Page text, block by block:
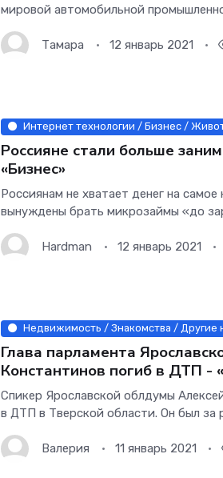
мировой автомобильной
Тамара 12 январь 2021
Интернет технологии / Бизнес /
Россияне стали больше
«Бизнес»
Россиянам не хватает денег на
вынуждены брать микрозаймы «до
Hardman 12 январь 2021
Недвижимость / Знакомства / Другие
Глава парламента
Константинов погиб в ДТП -
Спикер Ярославской облдумы
в ДТП в Тверской области. Он был за
Валерия 11 январь 2021